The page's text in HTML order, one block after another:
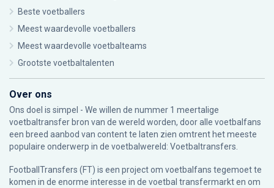
Beste voetballers
Meest waardevolle voetballers
Meest waardevolle voetbalteams
Grootste voetbaltalenten
Over ons
Ons doel is simpel - We willen de nummer 1 meertalige
voetbaltransfer bron van de wereld worden, door alle voetbalfans
een breed aanbod van content te laten zien omtrent het meeste
populaire onderwerp in de voetbalwereld: Voetbaltransfers.
FootballTransfers (FT) is een project om voetbalfans tegemoet te
komen in de enorme interesse in de voetbal transfermarkt en om